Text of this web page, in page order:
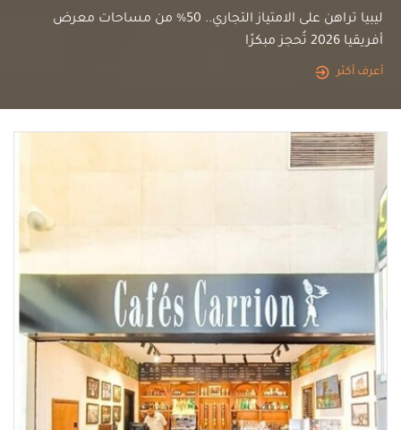
ليبيا تراهن على الامتياز التجاري.. 50% من مساحات معرض
أفريقيا 2026 تُحجز مبكرًا
أعرف أكثر